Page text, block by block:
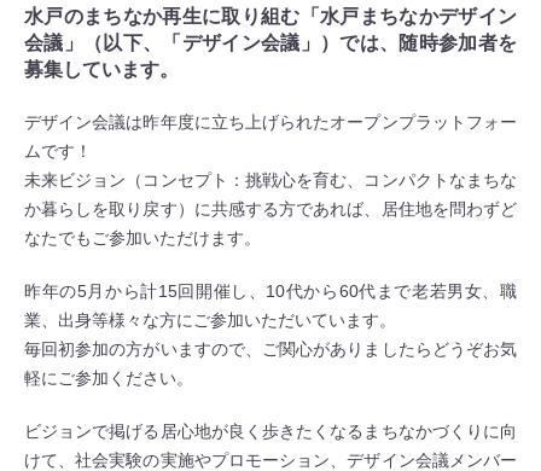
水戸のまちなか再生に取り組む「水戸まちなかデザイン
会議」（以下、「デザイン会議」）では、随時参加者を
募集しています。
デザイン会議は昨年度に立ち上げられたオープンプラットフォー
ムです！
未来ビジョン（コンセプト：挑戦心を育む、コンパクトなまちな
か暮らしを取り戻す）に共感する方であれば、居住地を問わずど
なたでもご参加いただけます。
昨年の5月から計15回開催し、10代から60代まで老若男女、職
業、出身等様々な方にご参加いただいています。
毎回初参加の方がいますので、ご関心がありましたらどうぞお気
軽にご参加ください。
ビジョンで掲げる居心地が良く歩きたくなるまちなかづくりに向
けて、社会実験の実施やプロモーション、デザイン会議メンバー